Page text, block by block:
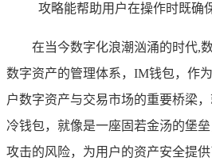
攻略能帮助用户在操作时既确
在当今数字化浪潮汹涌的时代,
数字资产的管理体系，IM钱包，作
户数字资产与交易市场的重要桥梁
冷钱包，就像是一座固若金汤的堡
攻击的风险，为用户的资产安全提